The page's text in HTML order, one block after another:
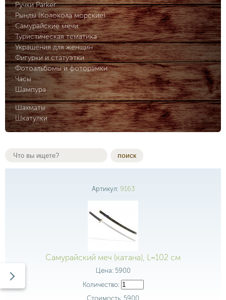
Ручки Parker
Рынды (Колокола морские)
Самурайские мечи
Туристическая тематика
Украшения для женщин
Фигурки и статуэтки
Фотоальбомы и фоторамки
Часы
Шампура
Шахматы
Шкатулки
поиск
Артикул: 9163
Самурайский меч (катана), L=102 см
Цена: 5900
Количество:
Стоимость: 5900